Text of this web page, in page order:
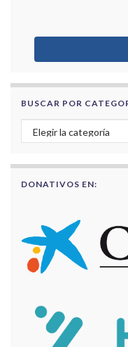
BUSCAR POR
Buscar por
DONATIVOS EN: